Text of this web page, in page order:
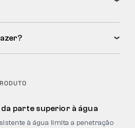
da parte superior à água
à água limita a penetração